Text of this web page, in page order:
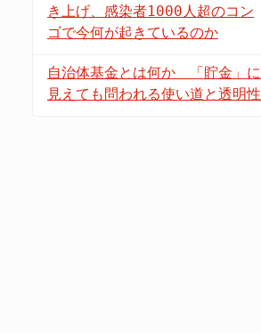
き上げ、感染者1000人超のコン
ゴで今何が起きているのか
自治体基金とは何か 「貯金」に
見えても問われる使い道と透明性